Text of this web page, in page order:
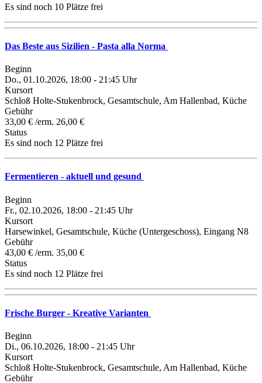
Es sind noch 10 Plätze frei
Das Beste aus Sizilien - Pasta alla Norma
Beginn
Do., 01.10.2026, 18:00 - 21:45 Uhr
Kursort
Schloß Holte-Stukenbrock, Gesamtschule, Am Hallenbad, Küche
Gebühr
33,00 € /erm. 26,00 €
Status
Es sind noch 12 Plätze frei
Fermentieren - aktuell und gesund
Beginn
Fr., 02.10.2026, 18:00 - 21:45 Uhr
Kursort
Harsewinkel, Gesamtschule, Küche (Untergeschoss), Eingang N8
Gebühr
43,00 € /erm. 35,00 €
Status
Es sind noch 12 Plätze frei
Frische Burger - Kreative Varianten
Beginn
Di., 06.10.2026, 18:00 - 21:45 Uhr
Kursort
Schloß Holte-Stukenbrock, Gesamtschule, Am Hallenbad, Küche
Gebühr